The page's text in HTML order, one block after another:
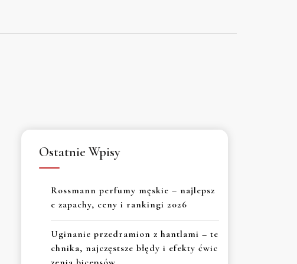
Ostatnie Wpisy
Rossmann perfumy męskie – najlepsz
e zapachy, ceny i rankingi 2026
Uginanie przedramion z hantlami – te
chnika, najczęstsze błędy i efekty ćwic